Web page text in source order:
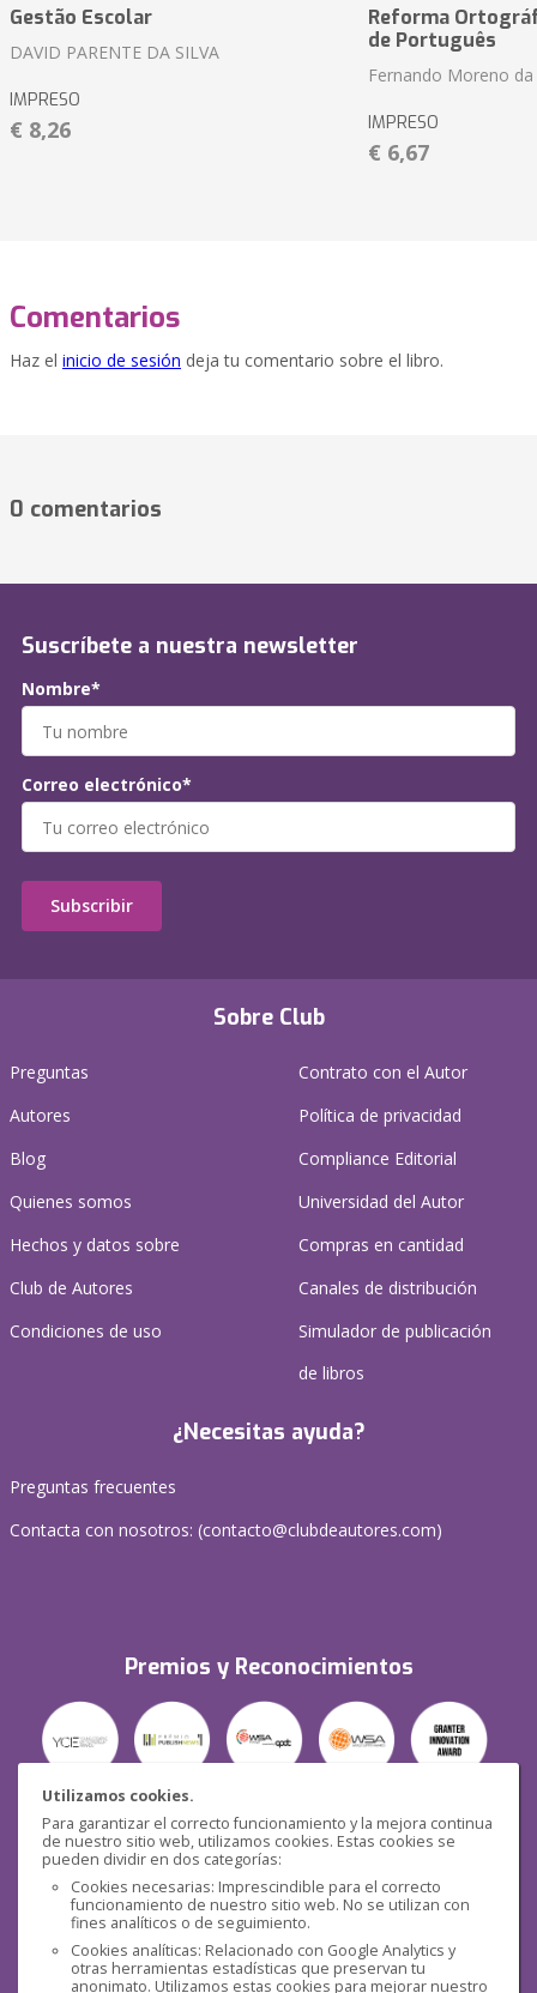
Utilizamos cookies.
Para garantizar el correcto funcionamiento y la mejora continua
de nuestro sitio web, utilizamos cookies. Estas cookies se
pueden dividir en dos categorías:
Cookies necesarias: Imprescindible para el correcto
funcionamiento de nuestro sitio web. No se utilizan con
fines analíticos o de seguimiento.
Cookies analíticas: Relacionado con Google Analytics y
otras herramientas estadísticas que preservan tu
anonimato. Utilizamos estas cookies para mejorar nuestro
Gestão Escolar
DAVID PARENTE DA SILVA
IMPRESO
€ 8,26
Reforma
de Português
Fernando Moreno da
IMPRESO
€ 6,67
Comentarios
Haz el inicio de sesión deja tu comentario sobre el libro.
0 comentarios
Sobre Club
Preguntas
Autores
Blog
Quienes somos
Hechos y datos sobre
Club de Autores
Condiciones de uso
Contrato con el Autor
Política de privacidad
Compliance Editorial
Universidad del Autor
Compras en cantidad
Canales de distribución
Simulador de publicación
de libros
¿Necesitas ayuda?
Preguntas frecuentes
Contacta con nosotros: (contacto@clubdeautores.com)
Premios y Reconocimientos
Seguridad
Suscríbete a nuestra newsletter
Nombre*
Correo electrónico*
Subscribir